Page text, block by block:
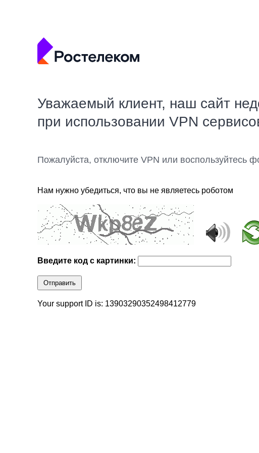
Уважаемый клиент, наш сайт
при использовании VPN
Пожалуйста, отключите VPN или воспользуйтесь
Нам нужно убедиться, что вы не являетесь роботом
Введите код с картинки:
Отправить
Your support ID is: 13903290352498412779